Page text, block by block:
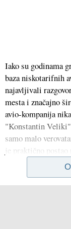
Iako su godinama
baza niskotarifnih
najavljivali
mesta i značajno
avio-kompanija
"Konstantin
samo malo
je praktično postao